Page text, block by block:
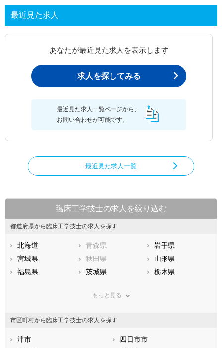
最近見た求人
あなたが最近見た求人を表示します
求人を探してみる
最近見た求人一覧ページから、
お問い合わせが可能です。
最近見た求人一覧
臨床工学技士の求人を絞り込む
都道府県から臨床工学技士の求人を探す
北海道 青森県
岩手県
宮城県
秋田県
山形県
福島県
茨城県
栃木県
神奈川県
石川県
福井県
静岡県
もっと見る
市区町村から臨床工学技士の求人を探す
津市
四日市市